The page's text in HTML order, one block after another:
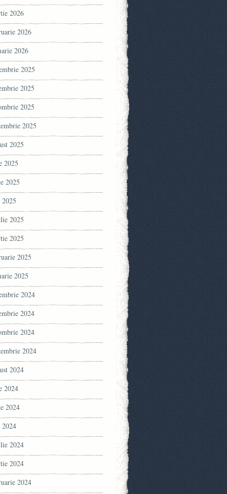
2026
2026
2026
2025
2025
2025
2025
2025
2025
2025
2025
2025
2025
2025
2024
2024
2024
2024
2024
2024
2024
2024
2024
2024